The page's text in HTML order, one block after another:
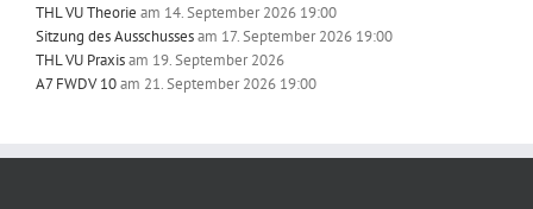
THL VU Theorie am 14. September 2026 19:00
Sitzung des Ausschussesam 17. September 2026 19:00
THL VU Praxisam 19. September 2026
A7 FWDV 10am 21. September 2026 19:00